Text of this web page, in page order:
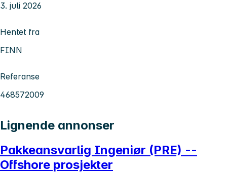
3. juli 2026
Hentet fra
FINN
Referanse
468572009
Lignende annonser
Pakkeansvarlig Ingeniør (PRE) --
Offshore prosjekter